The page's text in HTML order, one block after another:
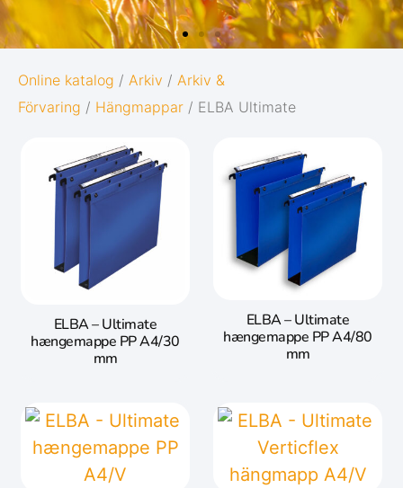
OXFORD
ORIGINS
Ge dina anteckningar den bästa möjliga
starten i livet:
Diskret och minimalistisk design
5 naturinspirerade färger med
matchande twin-wire
Gå till Oxford Origins
Online katalog / Arkiv / Arkiv &
Förvaring / Hängmappar / ELBA Ultimate
ELBA – Ultimate
hængemappe PP A4/30
mm
ELBA – Ultimate
hængemappe PP A4/80
mm